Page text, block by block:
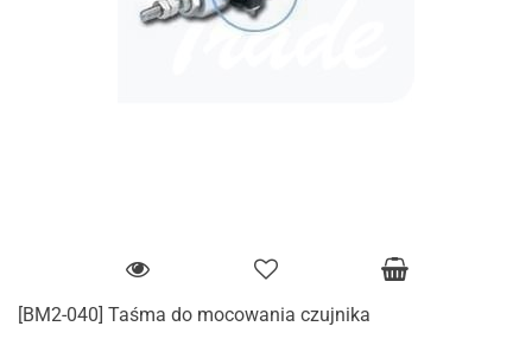
[BM2-040] Taśma do mocowania czujnika